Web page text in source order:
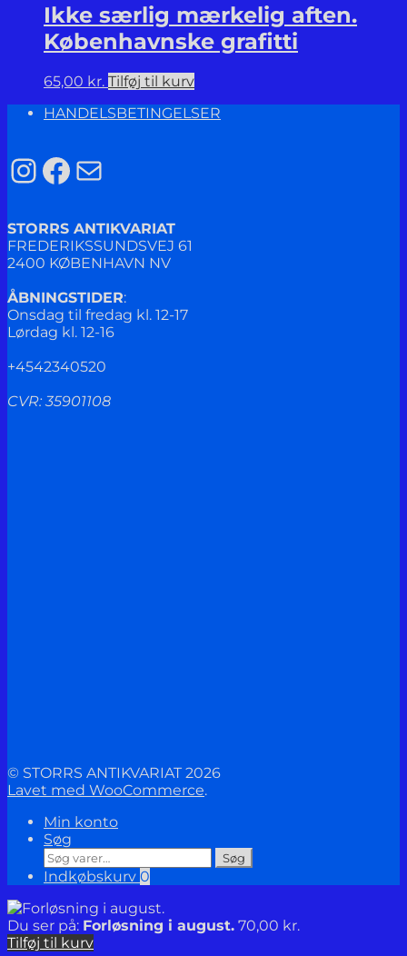
Ikke særlig mærkelig aften.
Københavnske grafitti
65,00 kr. Tilføj til kurv
HANDELSBETINGELSER
Instagram
Facebook
Mail
STORRS ANTIKVARIAT
FREDERIKSSUNDSVEJ 61
2400 KØBENHAVN NV
ÅBNINGSTIDER:
Onsdag til fredag kl. 12-17
Lørdag kl. 12-16
+4542340520
CVR: 35901108
© STORRS ANTIKVARIAT 2026
Lavet med WooCommerce.
Min konto
Søg
Søg
efter:
Søg
Indkøbskurv 0
Du ser på: Forløsning i august. 70,00 kr.
Tilføj til kurv